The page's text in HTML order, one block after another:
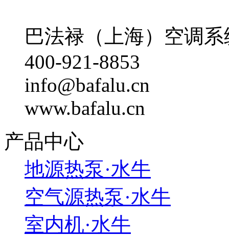
巴法禄（上海）空调
400-921-8853
info@bafalu.cn
www.bafalu.cn
产品中心
地源热泵·水牛
空气源热泵·水牛
室内机·水牛